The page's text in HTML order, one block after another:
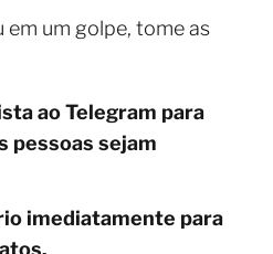
em um golpe, tome as
ao Telegram para
pessoas sejam
imediatamente para